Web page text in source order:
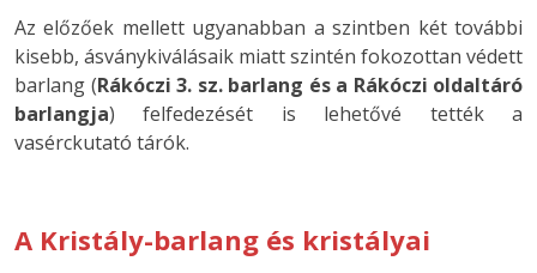
Az előzőek mellett ugyanabban a szintben két további
kisebb, ásványkiválásaik miatt szintén fokozottan védett
barlang (Rákóczi 3. sz. barlang és a Rákóczi oldaltáró
barlangja) felfedezését is lehetővé tették a
vasérckutató tárók.
A Kristály-barlang és kristályai